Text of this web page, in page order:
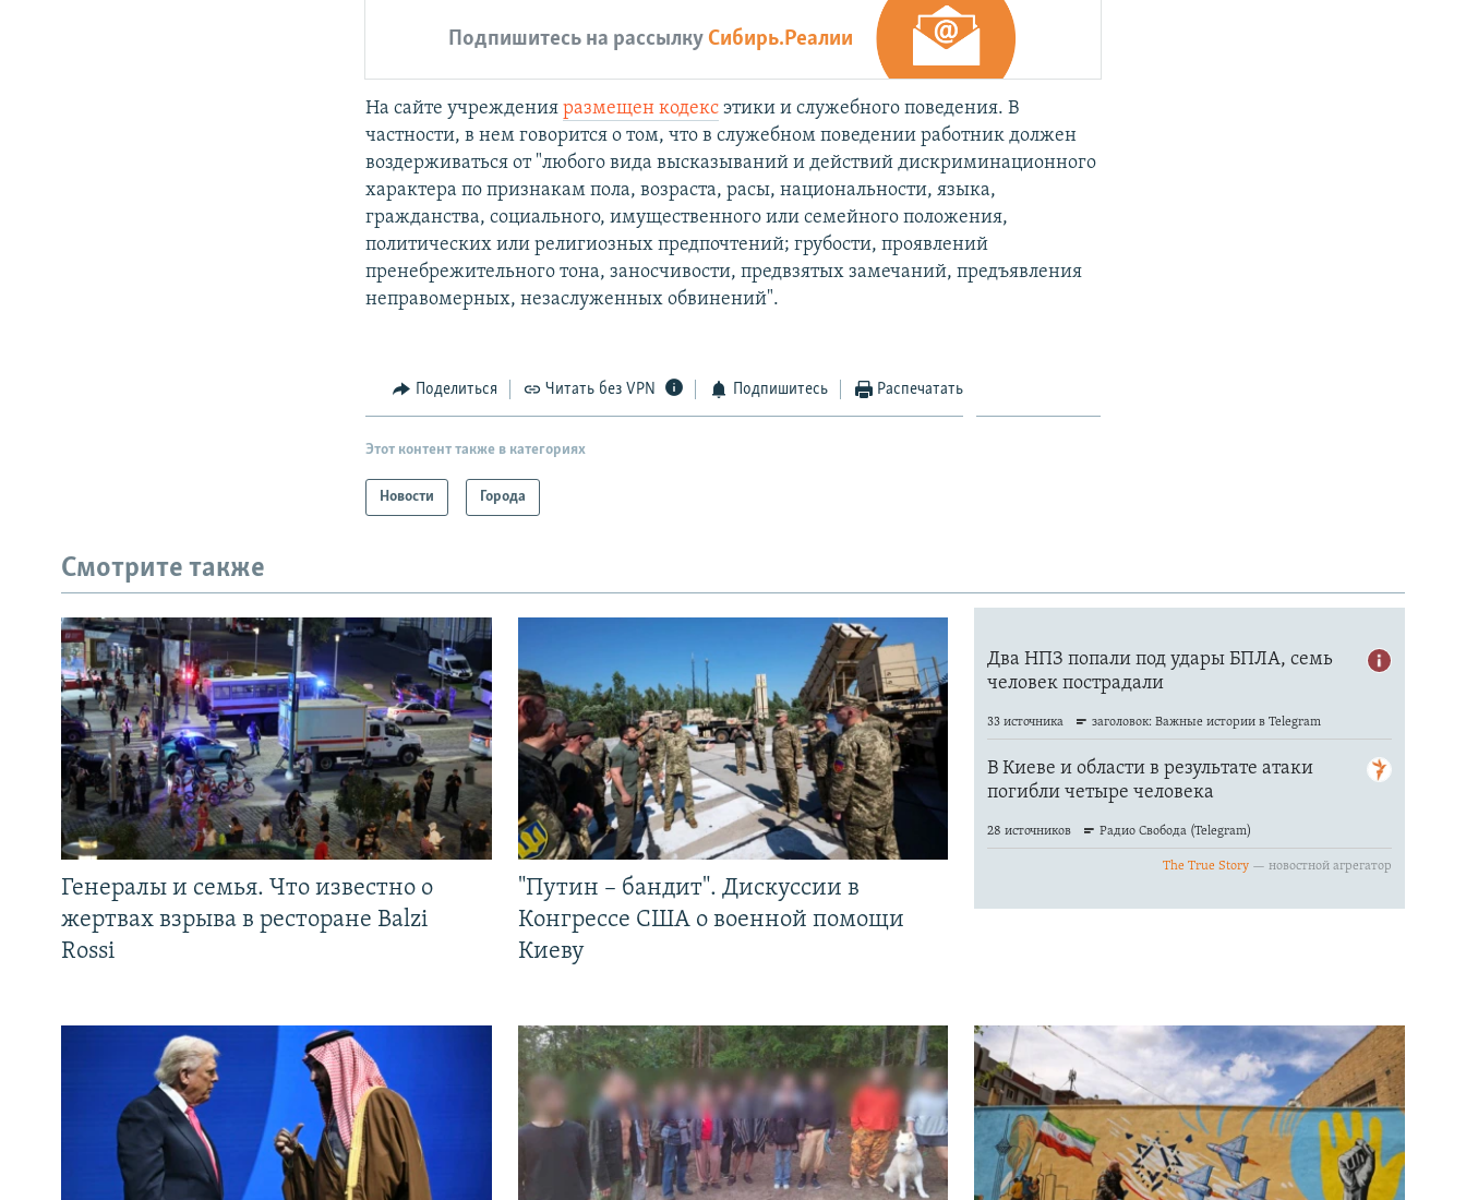
Подпишитесь на рассылку Сибирь.Реалии
На сайте учрежденияразмещен кодекс этики и служебного поведения. В
частности, в нем говорится о том, что в служебном поведении работник должен
воздерживаться от "любого вида высказываний и действий дискриминационного
характера по признакам пола, возраста, расы, национальности, языка,
гражданства, социального, имущественного или семейного положения,
политических или религиозных предпочтений; грубости, проявлений
пренебрежительного тона, заносчивости, предвзятых замечаний, предъявления
неправомерных, незаслуженных обвинений".
Поделиться Читать без VPN Подпишитесь Распечатать
Этот контент также в категориях
Новости Города
Смотрите также
Генералы и семья. Что известно о
жертвах взрыва в ресторане Balzi
Rossi
"Путин – бандит". Дискуссии в
Конгрессе США о военной помощи
Киеву